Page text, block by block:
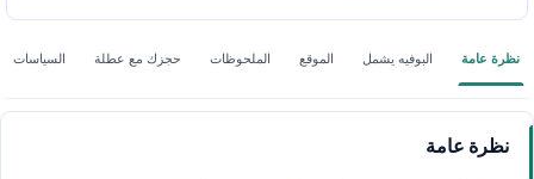
نظرة عامة البوفيه يشمل الموقع الملحوظات حجزك مع عطلة السياسات
نظرة عامة